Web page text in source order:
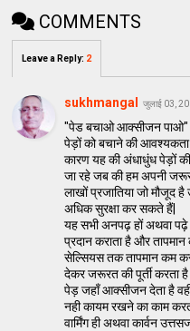
COMMENTS
Leave a Reply: 2
sukhmangal जुलाई 03,
"पेड बचाओ आक्सीजन पाओ"
पेड़ों को बचाने की
कारण यह की अंधाधुंध पेड़ों
जा रहे जब की हम अपनी
लाखों प्रजातिया जो मौजूद
अधिक सुरक्षा कर सकते हैं|
यह सभी अनपढ़ हों अथवा
प्रदान कराता है और
सेल्सियस तक तापमान कम
देकर जरूरत की पूर्ती करता है
पेड़ जहाँ आक्सीजन देता है
नही कायम रखने का काम
वार्मिंग ही अथवा कार्वन